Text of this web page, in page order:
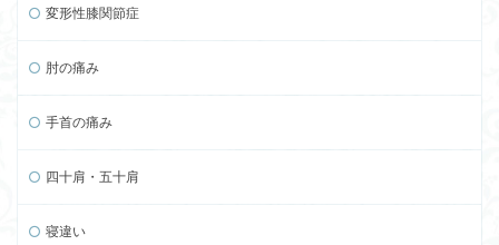
変形性膝関節症
肘の痛み
手首の痛み
四十肩・五十肩
寝違い